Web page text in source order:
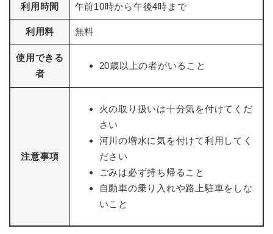
利用時間 午前10時から午後4時まで
利用料 無料
使用できる
者
20歳以上の者がいること
注意事項
火の取り扱いは十分気を付けてくだ
さい
河川の増水に気を付けて利用してく
ださい
ごみは必ず持ち帰ること
自動車の乗り入れや路上駐車をしな
いこと